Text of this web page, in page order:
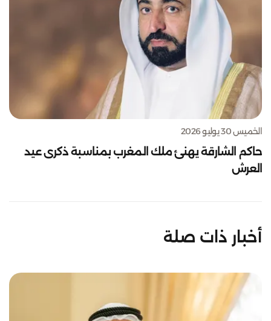
الخميس 30 يوليو 2026
حاكم الشارقة يهنئ ملك المغرب بمناسبة ذكرى عيد
العرش
أخبار ذات صلة